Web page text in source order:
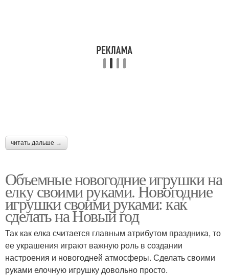
читать дальше →
Объемные новогодние игрушки на
елку своими руками. Новогодние
игрушки своими руками: как
сделать на Новый год
Так как елка считается главным атрибутом праздника, то
ее украшения играют важную роль в создании
настроения и новогодней атмосферы. Сделать своими
руками елочную игрушку довольно просто.